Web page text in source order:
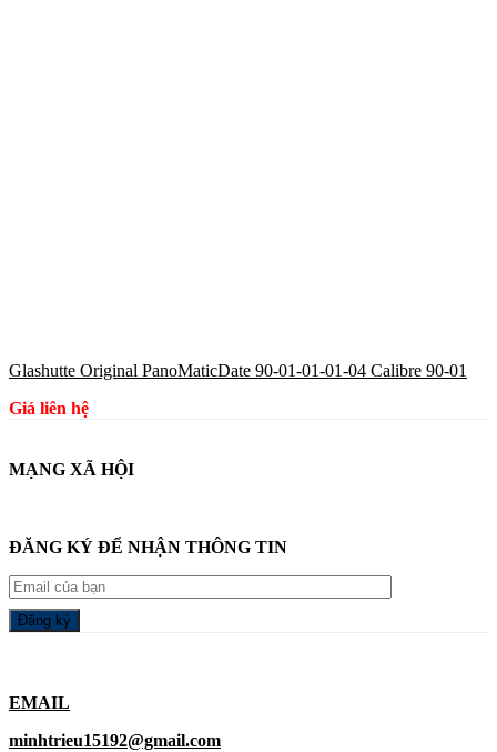
Glashutte Original PanoMaticDate 90-01-01-01-04 Calibre 90-01
Giá liên hệ
MẠNG XÃ HỘI
ĐĂNG KÝ ĐỂ NHẬN THÔNG TIN
EMAIL
minhtrieu15192@gmail.com